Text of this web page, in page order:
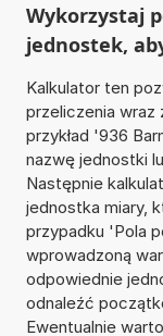
Wykorzystaj
jednostek,
Kalkulator ten
przeliczenia wraz
przykład '936
nazwę jednostki
Następnie
jednostka miary,
przypadku 'Pola
wprowadzoną
odpowiednie
odnaleźć
Ewentualnie